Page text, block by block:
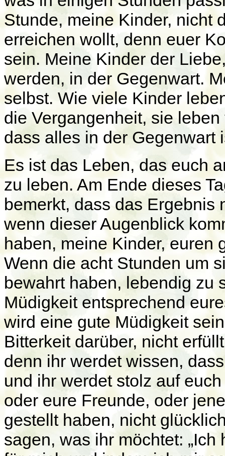
Stunde, meine Kinder, nicht
erreichen wollt, denn euer
sein. Meine Kinder der
werden, in der Gegenwart.
selbst. Wie viele Kinder
die Vergangenheit, sie
dass alles in der Gegenwart
Es ist das Leben, das euch
zu leben. Am Ende dieses
bemerkt, dass das Ergebnis
wenn dieser Augenblick
haben, meine Kinder, euren
Wenn die acht Stunden um
bewahrt haben, lebendig zu
Müdigkeit entsprechend
wird eine gute Müdigkeit
Bitterkeit darüber, nicht
denn ihr werdet wissen,
und ihr werdet stolz auf
oder eure Freunde, oder
gestellt haben, nicht
sagen, was ihr möchtet: